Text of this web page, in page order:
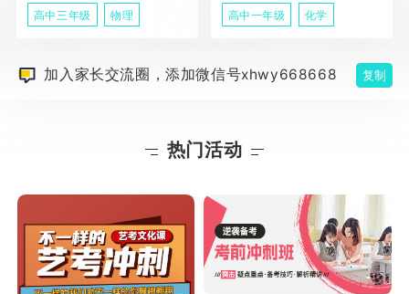
高中三年级 物理 高中一年级 化学
加入家长交流圈，添加微信号xhwy668668 复制
热门活动